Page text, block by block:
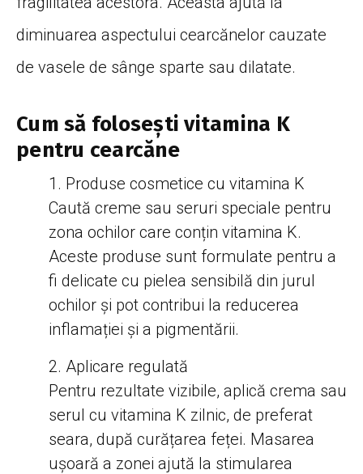
diminuarea aspectului cearcănelor cauzate
de vasele de sânge sparte sau dilatate.
Cum să folosești vitamina K
pentru cearcăne
Produse cosmetice cu vitamina K
Caută creme sau seruri speciale pentru
zona ochilor care conțin vitamina K.
Aceste produse sunt formulate pentru a
fi delicate cu pielea sensibilă din jurul
ochilor și pot contribui la reducerea
inflamației și a pigmentării.
Aplicare regulată
Pentru rezultate vizibile, aplică crema sau
serul cu vitamina K zilnic, de preferat
seara, după curățarea feței. Masarea
ușoară a zonei ajută la stimularea